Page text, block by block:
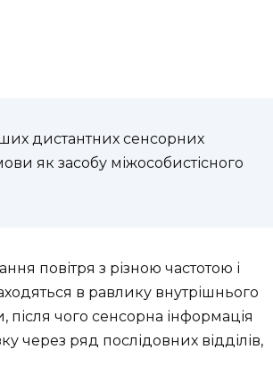
дистантних сенсорних
як засобу міжособистісного
повітря з різною частотою і
в равлику внутрішнього
чого сенсорна інформація
через ряд послідовних відділів,